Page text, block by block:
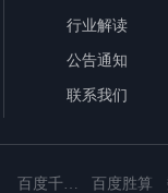
行业解读
公告通知
联系我们
百度千帆·大模型服务与Agent开发平台 百度胜算